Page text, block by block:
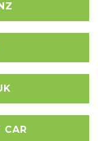
CAR